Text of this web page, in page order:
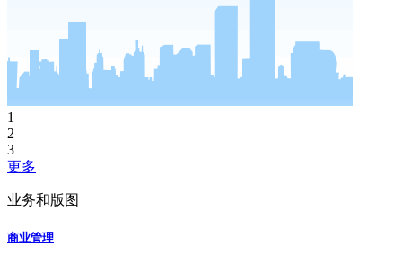
1
2
3
更多
业务和版图
商业管理